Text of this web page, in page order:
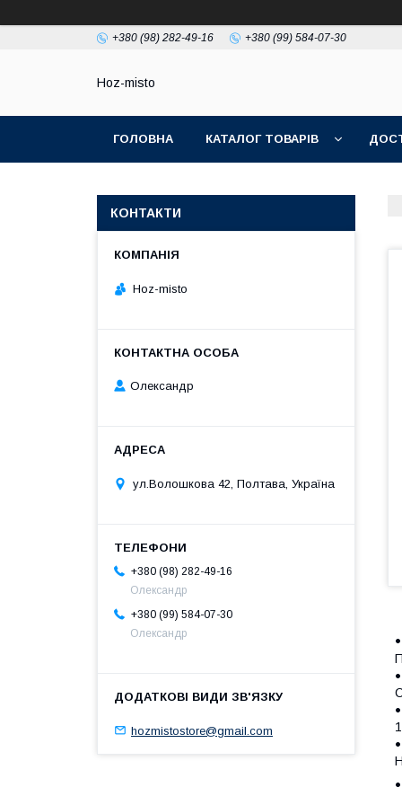
+380 (98) 282-49-16 +380 (99) 584-07-30
Hoz-misto
ГОЛОВНА КАТАЛОГ ТОВАРІВ
КОНТАКТИ
Hoz-misto
Олександр
ул.Волошкова 42, Полтава, Україна
+380 (98) 282-49-16
Олександр
+380 (99) 584-07-30
Олександр
hozmistostore@gmail.com